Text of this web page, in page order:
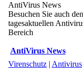
AntiVirus News
Besuchen Sie auch den
tagesaktuellen
Bereich
AntiVirus News
Virenschutz | Antivirus